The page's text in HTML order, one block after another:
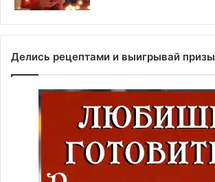
Делись рецептами и выигрывай призы